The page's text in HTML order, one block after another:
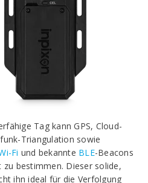
Tag kann GPS, Cloud-
Triangulation sowie
Fi und bekannte BLE-Beacons
bestimmen. Dieser solide,
ihn ideal für die Verfolgung